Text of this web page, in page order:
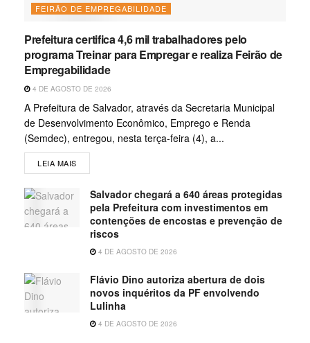
FEIRÃO DE EMPREGABILIDADE
Prefeitura certifica 4,6 mil trabalhadores pelo
programa Treinar para Empregar e realiza Feirão de
Empregabilidade
4 DE AGOSTO DE 2026
A Prefeitura de Salvador, através da Secretaria Municipal
de Desenvolvimento Econômico, Emprego e Renda
(Semdec), entregou, nesta terça-feira (4), a...
LEIA MAIS
Salvador chegará a 640 áreas protegidas
pela Prefeitura com investimentos em
contenções de encostas e prevenção de
riscos
4 DE AGOSTO DE 2026
Flávio Dino autoriza abertura de dois
novos inquéritos da PF envolvendo
Lulinha
4 DE AGOSTO DE 2026